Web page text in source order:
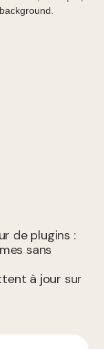
de plugins :
sans
à jour sur